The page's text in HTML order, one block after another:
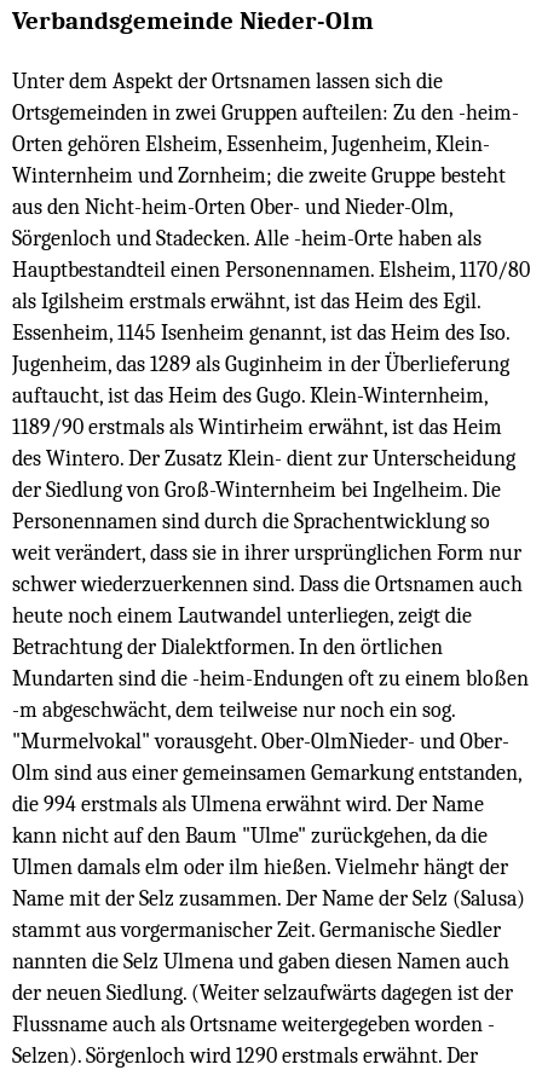
Verbandsgemeinde Nieder-Olm
Unter dem Aspekt der Ortsnamen lassen sich die
Ortsgemeinden in zwei Gruppen aufteilen: Zu den -heim-
Orten gehören Elsheim, Essenheim, Jugenheim, Klein-
Winternheim und Zornheim; die zweite Gruppe besteht
aus den Nicht-heim-Orten Ober- und Nieder-Olm,
Sörgenloch und Stadecken. Alle -heim-Orte haben als
Hauptbestandteil einen Personennamen. Elsheim, 1170/80
als Igilsheim erstmals erwähnt, ist das Heim des Egil.
Essenheim, 1145 Isenheim genannt, ist das Heim des Iso.
Jugenheim, das 1289 als Guginheim in der Überlieferung
auftaucht, ist das Heim des Gugo. Klein-Winternheim,
1189/90 erstmals als Wintirheim erwähnt, ist das Heim
des Wintero. Der Zusatz Klein- dient zur Unterscheidung
der Siedlung von Groß-Winternheim bei Ingelheim. Die
Personennamen sind durch die Sprachentwicklung so
weit verändert, dass sie in ihrer ursprünglichen Form nur
schwer wiederzuerkennen sind. Dass die Ortsnamen auch
heute noch einem Lautwandel unterliegen, zeigt die
Betrachtung der Dialektformen. In den örtlichen
Mundarten sind die -heim-Endungen oft zu einem bloßen
-m abgeschwächt, dem teilweise nur noch ein sog.
"Murmelvokal" vorausgeht. Ober-OlmNieder- und Ober-
Olm sind aus einer gemeinsamen Gemarkung entstanden,
die 994 erstmals als Ulmena erwähnt wird. Der Name
kann nicht auf den Baum "Ulme" zurückgehen, da die
Ulmen damals elm oder ilm hießen. Vielmehr hängt der
Name mit der Selz zusammen. Der Name der Selz (Salusa)
stammt aus vorgermanischer Zeit. Germanische Siedler
nannten die Selz Ulmena und gaben diesen Namen auch
der neuen Siedlung. (Weiter selzaufwärts dagegen ist der
Flussname auch als Ortsname weitergegeben worden -
Selzen). Sörgenloch wird 1290 erstmals erwähnt. Der